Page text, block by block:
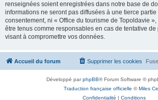
renseignées soient enregistrées dans notre base de
informations ne seront pas diffusées à une tierce partie
consentement, ni « Office du tourisme de Topoldavie
être tenus comme responsables en cas de tentative
visant à compromettre vos données.
Accueil du forum Supprimer les cookies
Développé parphpBB® Forum Software ©
Traduction française officielle ©Miles
Confidentialité | Conditions